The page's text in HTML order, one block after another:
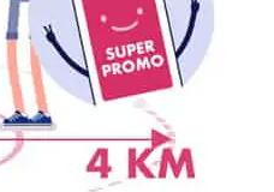
Découvrir le Business Case